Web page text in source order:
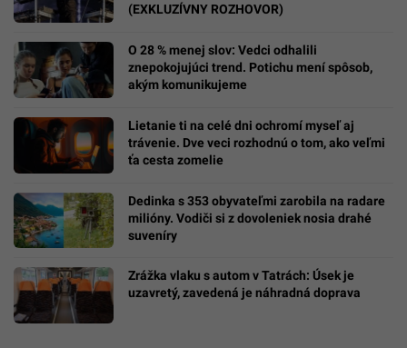
(EXKLUZÍVNY ROZHOVOR)
O 28 % menej slov: Vedci odhalili
znepokojujúci trend. Potichu mení spôsob,
akým komunikujeme
Lietanie ti na celé dni ochromí myseľ aj
trávenie. Dve veci rozhodnú o tom, ako veľmi
ťa cesta zomelie
Dedinka s 353 obyvateľmi zarobila na radare
milióny. Vodiči si z dovoleniek nosia drahé
suveníry
Zrážka vlaku s autom v Tatrách: Úsek je
uzavretý, zavedená je náhradná doprava